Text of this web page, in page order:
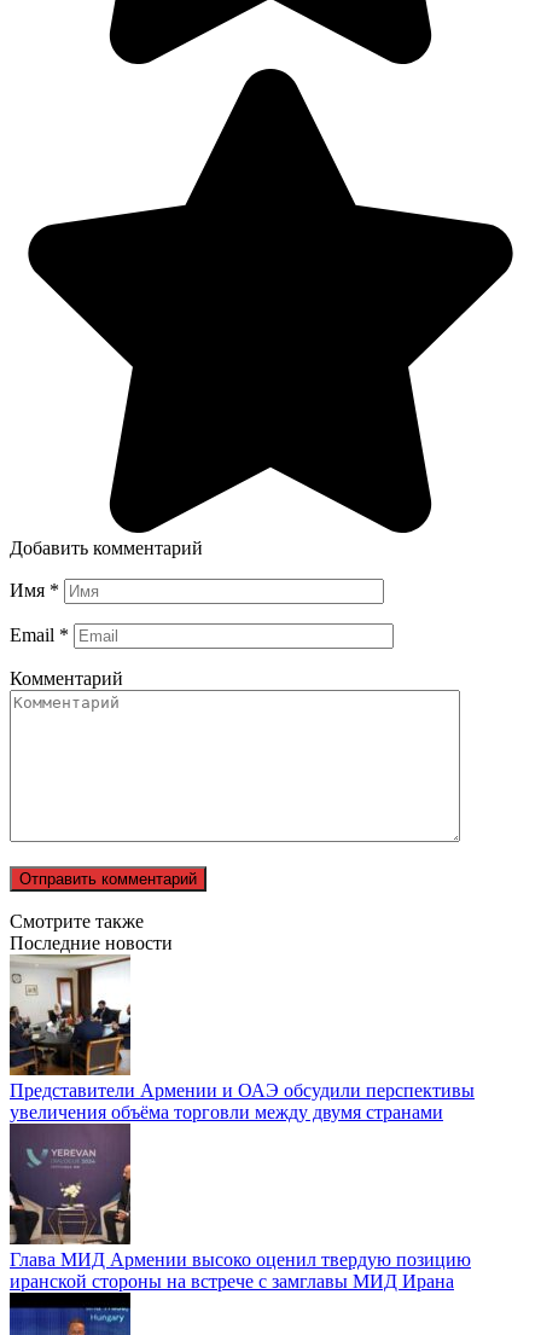
Добавить комментарий
Имя *
Email *
Комментарий
Смотрите также
Последние новости
Представители Армении и ОАЭ обсудили перспективы
увеличения объёма торговли между двумя странами
Глава МИД Армении высоко оценил твердую позицию
иранской стороны на встрече с замглавы МИД Ирана